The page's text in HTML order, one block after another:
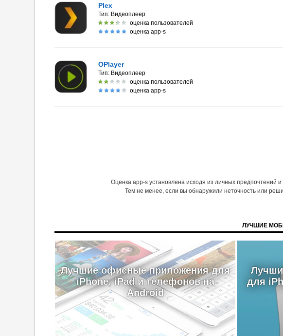
Plex
Тип: Видеоплеер
оценка пользователей
оценка app-s
OPlayer
Тип: Видеоплеер
оценка пользователей
оценка app-s
Оценка app-s установлена исходя из личных предпочтений
Тем не менее, если вы обнаружили неточность или
ЛУЧШИЕ
Лучшие офисные приложения для
iPhone, iPad и телефонов на
Android
для